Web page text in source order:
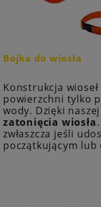
Bojka do wiosła
Konstrukcja
powierzchni tylko
wody. Dzięki
zatonięcia wiosła
zwłaszcza jeśli
początkującym lub